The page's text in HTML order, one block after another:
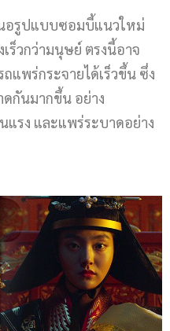
อรูปแบบซอมบี้แนวใหม่
ร็วกว่ามนุษย์ ตรงนี้อาจ
ถแพร่กระจายได้เร็วขึ้น ซึ่ง
กันมากขึ้น อย่าง
แรง และแพร่ระบาดอย่าง